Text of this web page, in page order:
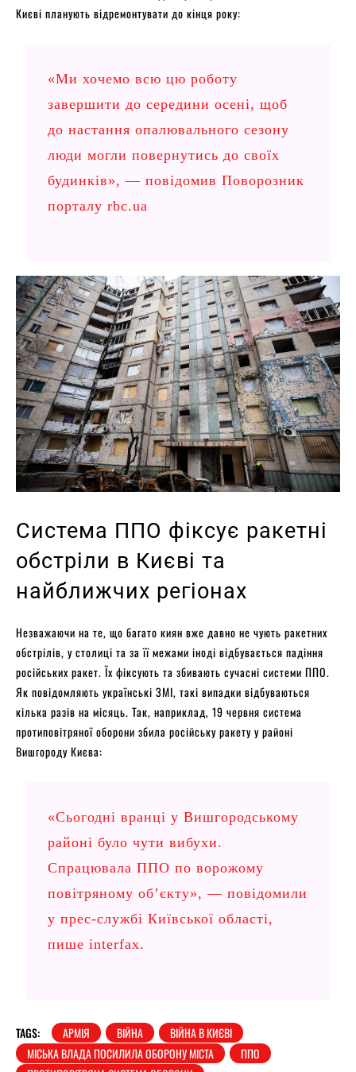
Києві планують відремонтувати до кінця року:
«Ми хочемо всю цю роботу
завершити до середини осені, щоб
до настання опалювального сезону
люди могли повернутись до своїх
будинків», — повідомив Поворозник
порталуrbc.ua
Система ППО фіксує ракетні
обстріли в Києві та
найближчих регіонах
Незважаючи на те, що багато киян вже давно не чують ракетних
обстрілів, у столиці та за її межами іноді відбувається падіння
російських ракет. Їх фіксують та збивають сучасні системи ППО.
Як повідомляють українські ЗМІ, такі випадки відбуваються
кілька разів на місяць. Так, наприклад, 19 червня система
протиповітряної оборони збила російську ракету у районі
Вишгороду Києва:
«Сьогодні вранці у Вишгородському
районі було чути вибухи.
Спрацювала ППО по ворожому
повітряному об’єкту», — повідомили
у прес-службі Київської області,
пишеinterfax.
TAGS: АРМІЯ ВІЙНА
ВІЙНА В КИЄВІ
МІСЬКА ВЛАДА ПОСИЛИЛА ОБОРОНУ МІСТА
ППО